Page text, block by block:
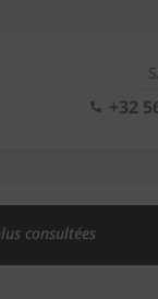
+32
consultées